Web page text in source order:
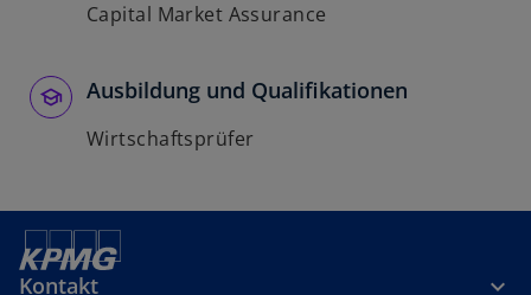
Capital Market Assurance
Ausbildung und Qualifikationen
Wirtschaftsprüfer
Kontakt